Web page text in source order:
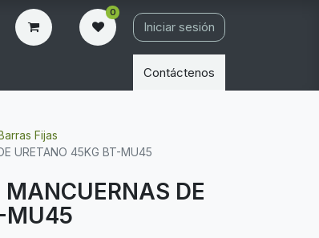
0
Iniciar sesión
Contáctenos
Fijas
URETANO 45KG BT-MU45
MANCUERNAS DE
MU45